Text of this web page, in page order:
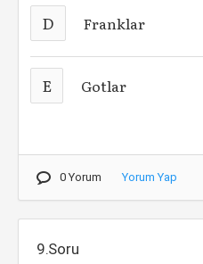
D Franklar
E Gotlar
0 Yorum Yorum Yap
9.Soru